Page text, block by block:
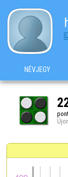
NÉVJEGY